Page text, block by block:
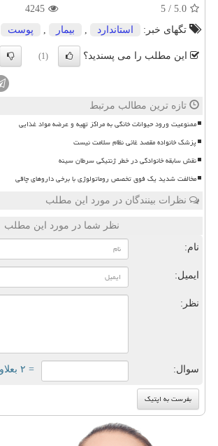
5.0
/
5
4245
تگهای خبر:
استاندارد بیمار پوست
این مطلب را می پسندید؟ (1)
تازه ترین مطالب مرتبط
ممنوعیت ورود حیوانات خانگی به مراکز تهیه و عرضه مواد غذایی
پزشک خانواده مقصد غائی نظام سلامت نیست
نقش سابقه خانوادگی در خطر ژنتیکی سرطان سینه
مخالفت شدید یک فوق تخصص روماتولوژی با برخی داروهای چاقی
نظرات بینندگان در مورد این مطلب
نظر شما در مورد این مطلب
نام:
ایمیل:
نظر:
سوال: = ۲ بعلاوه ۵